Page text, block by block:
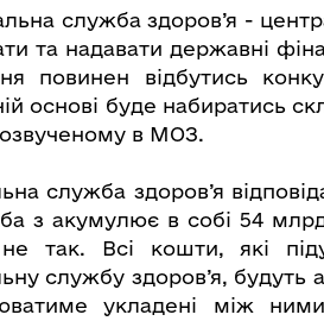
служба здоров’я -
та надавати державні
повинен відбутись
основі буде набиратись
озвученому в МОЗ.
служба здоров’я
з акумулює в собі 54 млрд.
так. Всі кошти, які
службу здоров’я,
укладені між